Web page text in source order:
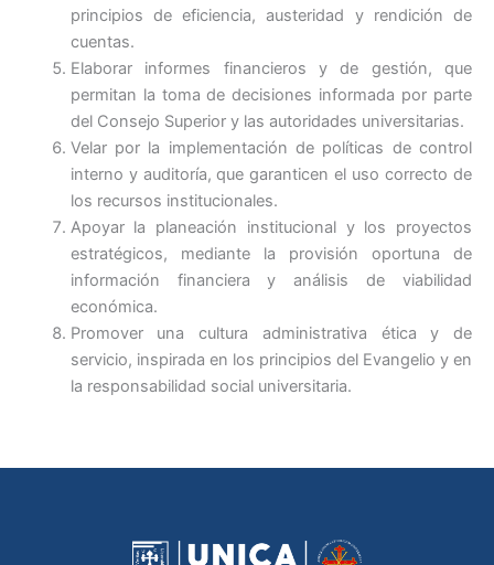
principios de eficiencia, austeridad y rendición de
cuentas.
Elaborar informes financieros y de gestión, que
permitan la toma de decisiones informada por parte
del Consejo Superior y las autoridades universitarias.
Velar por la implementación de políticas de control
interno y auditoría, que garanticen el uso correcto de
los recursos institucionales.
Apoyar la planeación institucional y los proyectos
estratégicos, mediante la provisión oportuna de
información financiera y análisis de viabilidad
económica.
Promover una cultura administrativa ética y de
servicio, inspirada en los principios del Evangelio y en
la responsabilidad social universitaria.